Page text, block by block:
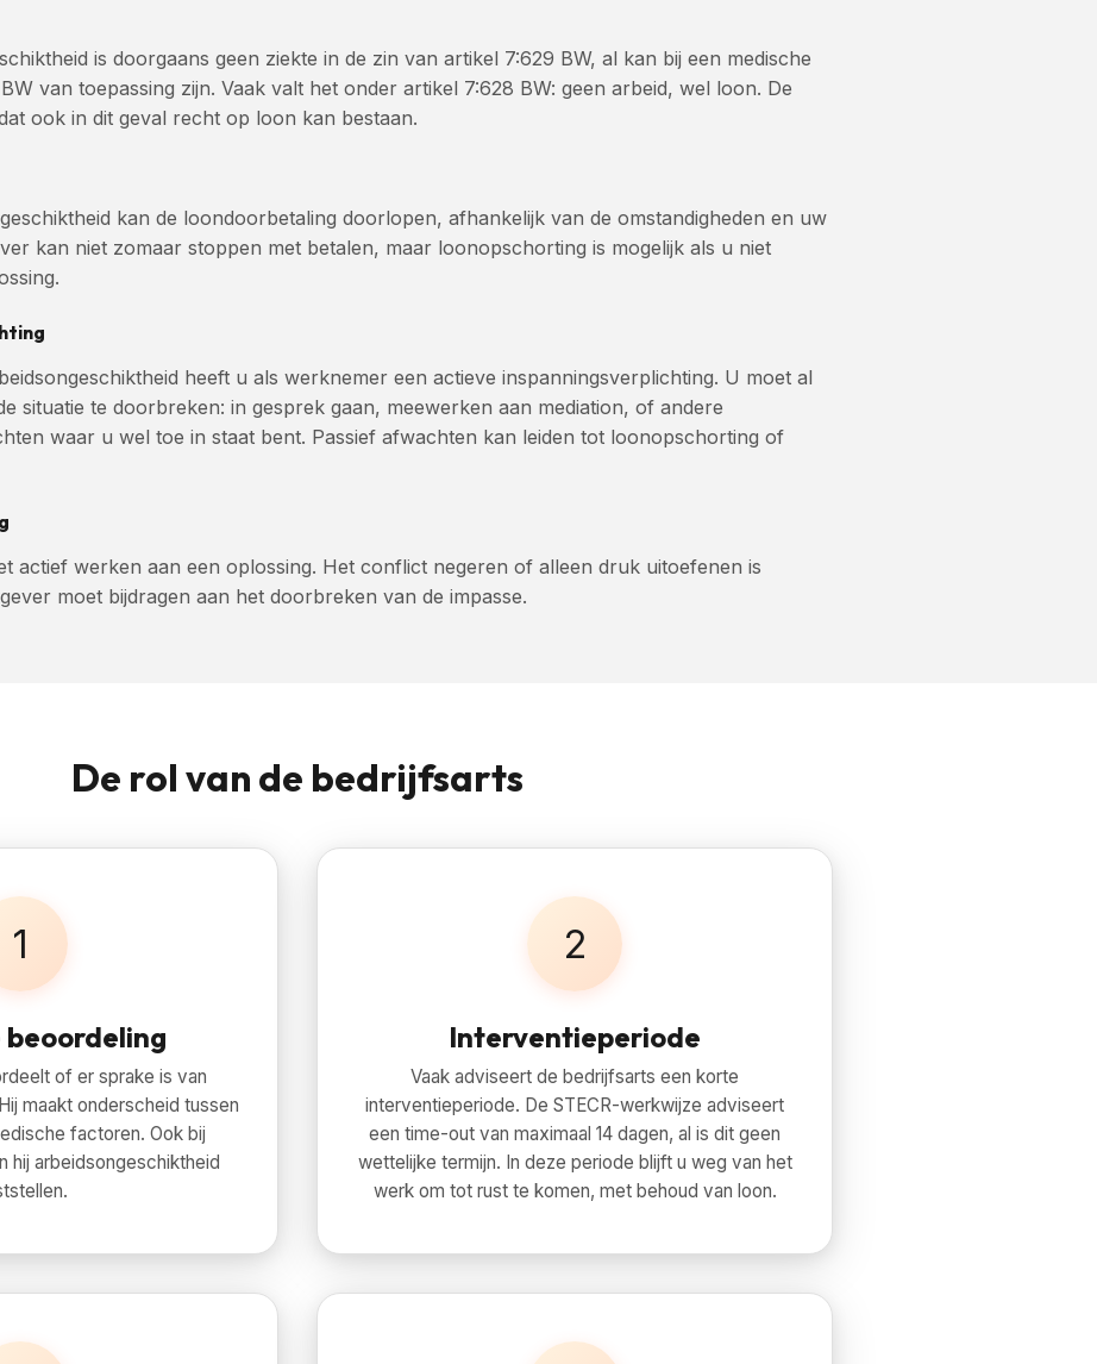
is doorgaans geen ziekte in de zin van artikel 7:629 BW, al kan bij een medische
van toepassing zijn. Vaak valt het onder artikel 7:628 BW: geen arbeid, wel loon. De
ook in dit geval recht op loon kan bestaan.
kan de loondoorbetaling doorlopen, afhankelijk van de omstandigheden en uw
kan niet zomaar stoppen met betalen, maar loonopschorting is mogelijk als u niet
heeft u als werknemer een actieve inspanningsverplichting. U moet al
situatie te doorbreken: in gesprek gaan, meewerken aan mediation, of andere
waar u wel toe in staat bent. Passief afwachten kan leiden tot loonopschorting of
actief werken aan een oplossing. Het conflict negeren of alleen druk uitoefenen is
moet bijdragen aan het doorbreken van de impasse.
De rol van de bedrijfsarts
1
beoordeling
of er sprake is van
maakt onderscheid tussen
factoren. Ook bij
hij arbeidsongeschiktheid
2
Interventieperiode
Vaak adviseert de bedrijfsarts een korte
interventieperiode. De STECR-werkwijze adviseert
een time-out van maximaal 14 dagen, al is dit geen
wettelijke termijn. In deze periode blijft u weg van het
werk om tot rust te komen, met behoud van loon.